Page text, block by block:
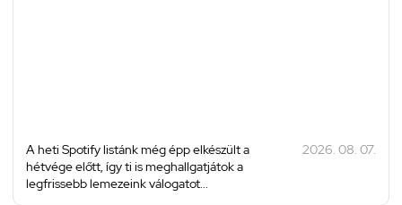
A heti Spotify listánk még épp elkészült a
hétvége előtt, így ti is meghallgatjátok a
legfrissebb lemezeink válogatot...
2026. 08. 07.